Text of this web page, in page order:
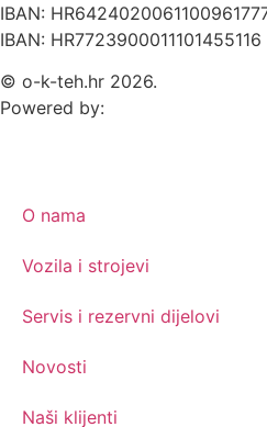
IBAN:
IBAN: HR7723900011101455116
© o-k-teh.hr 2026.
Powered by:
O nama
Vozila i strojevi
Servis i rezervni dijelovi
Novosti
Naši klijenti